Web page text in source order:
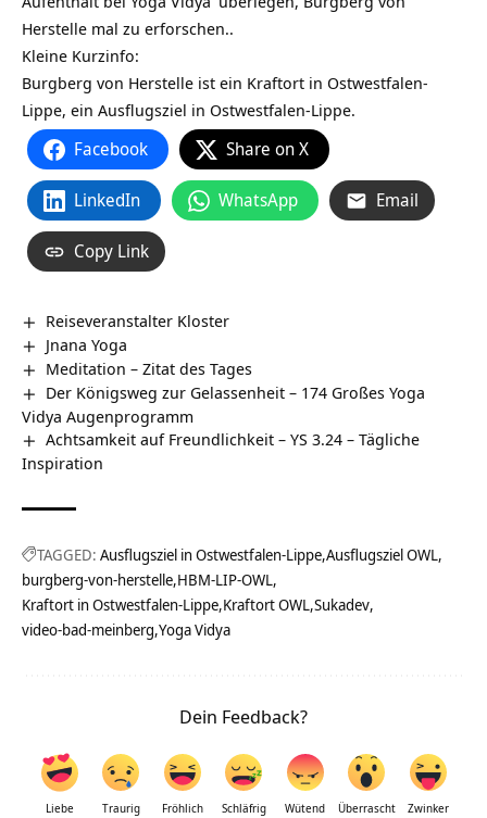
Herstelle‏‎ mal zu erforschen..
Kleine Kurzinfo:
Burgberg von Herstelle‏‎ ist ein Kraftort in Ostwestfalen-
Lippe, ein Ausflugsziel in Ostwestfalen-Lippe.
Facebook Share on X
LinkedIn WhatsApp Email
Copy Link
Reiseveranstalter Kloster
Jnana Yoga
Meditation – Zitat des Tages
Der Königsweg zur Gelassenheit – 174 Großes Yoga
Vidya Augenprogramm
Achtsamkeit auf Freundlichkeit – YS 3.24 – Tägliche
Inspiration
TAGGED: Ausflugsziel in Ostwestfalen-Lippe Ausflugsziel OWL
burgberg-von-herstelle HBM-LIP-OWL
Kraftort in Ostwestfalen-Lippe Kraftort OWL Sukadev
video-bad-meinberg Yoga Vidya
Dein Feedback?
Liebe Traurig Fröhlich Schläfrig Wütend Überrascht Zwinker